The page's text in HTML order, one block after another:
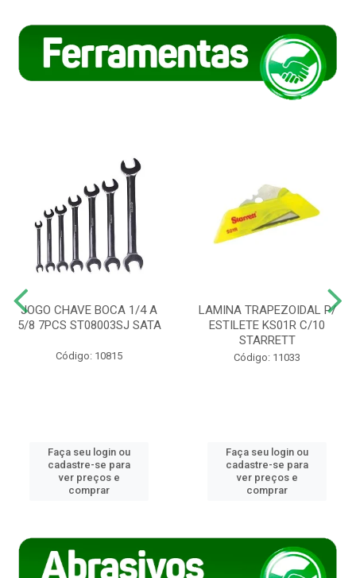
JOGO CHAVE BOCA 1/4 A
5/8 7PCS ST08003SJ SATA
Código: 10815
Faça seu login ou
cadastre-se para
ver preços e
comprar
LAMINA TRAPEZOIDAL P/
ESTILETE KS01R C/10
STARRETT
Código: 11033
Faça seu login ou
cadastre-se para
ver preços e
comprar